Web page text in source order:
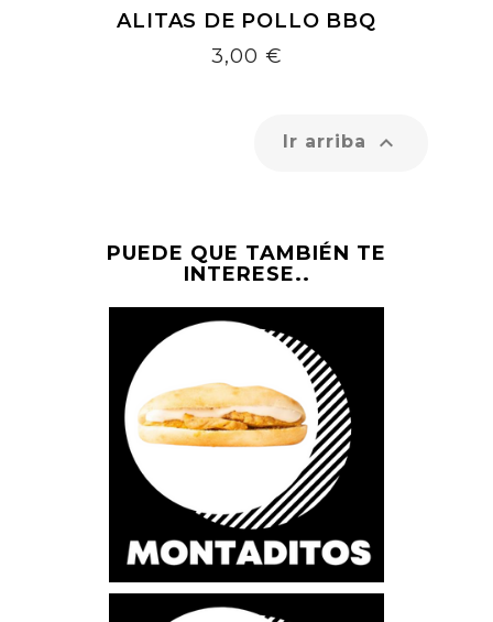
ALITAS DE POLLO BBQ
Precio
3,00 €
Ir arriba 
PUEDE QUE TAMBIÉN TE
INTERESE..